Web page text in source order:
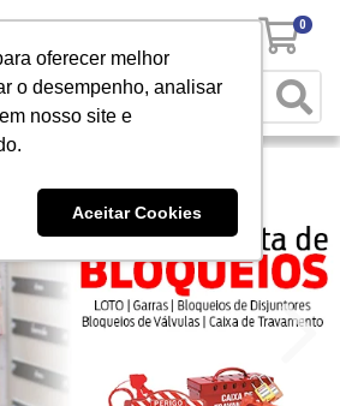
oferecer melhor
o desempenho, analisar
nosso site e
Aceitar Cookies
0